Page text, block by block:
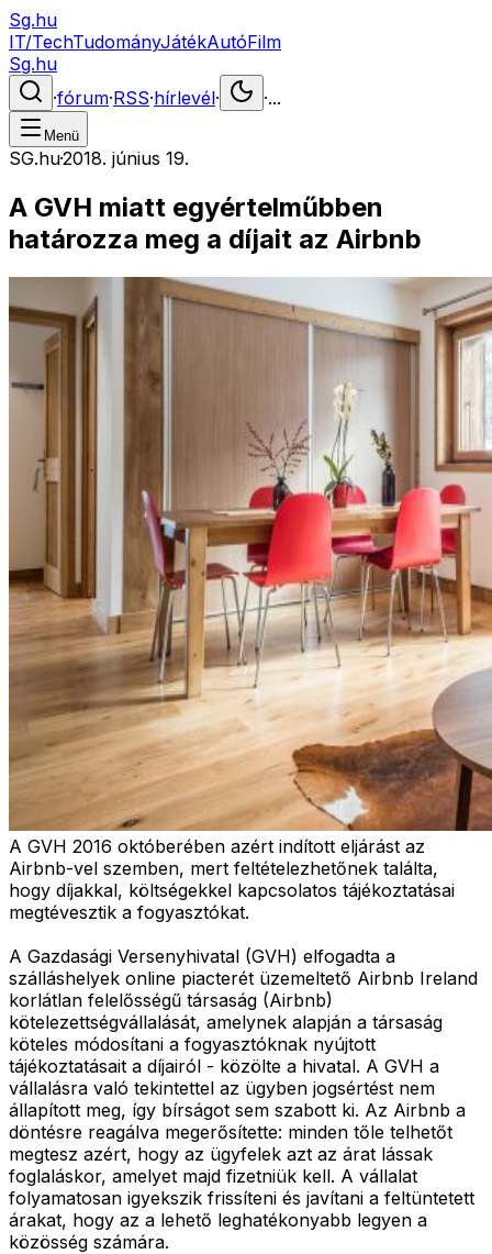
Sg.hu
IT/TechTudományJátékAutóFilm
Sg.hu
·fórum·RSS·hírlevél· ·...
Menü
SG.hu·2018. június 19.
A GVH miatt egyértelműbben
határozza meg a díjait az Airbnb
A GVH 2016 októberében azért indított eljárást az
Airbnb-vel szemben, mert feltételezhetőnek találta,
hogy díjakkal, költségekkel kapcsolatos tájékoztatásai
megtévesztik a fogyasztókat.
A Gazdasági Versenyhivatal (GVH) elfogadta a
szálláshelyek online piacterét üzemeltető Airbnb Ireland
korlátlan felelősségű társaság (Airbnb)
kötelezettségvállalását, amelynek alapján a társaság
köteles módosítani a fogyasztóknak nyújtott
tájékoztatásait a díjairól - közölte a hivatal. A GVH a
vállalásra való tekintettel az ügyben jogsértést nem
állapított meg, így bírságot sem szabott ki. Az Airbnb a
döntésre reagálva megerősítette: minden tőle telhetőt
megtesz azért, hogy az ügyfelek azt az árat lássak
foglaláskor, amelyet majd fizetniük kell. A vállalat
folyamatosan igyekszik frissíteni és javítani a feltüntetett
árakat, hogy az a lehető leghatékonyabb legyen a
közösség számára.